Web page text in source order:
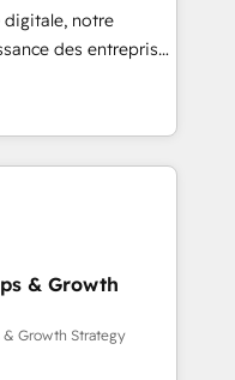
(ERP, téléphonie,
au
et à l'international,
immobilier,
digitale, notre
des entreprises
clients,
des revenus
et à
des ETI
digitale et des
RevOps
commerciales et
API,
& Growth
& Growth Strategy